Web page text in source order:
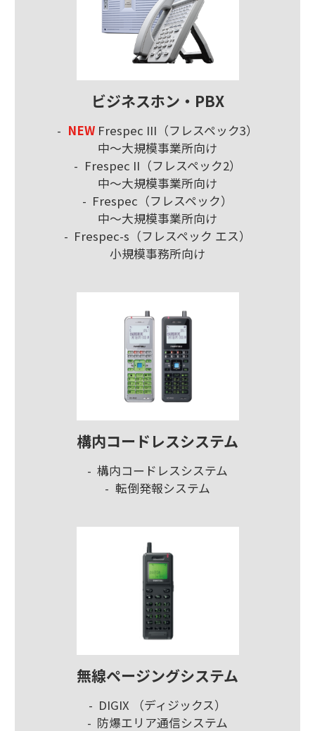
ビジネスホン・PBX
NEW Frespec III（フレスペック3）
中～大規模事業所向け
Frespec II（フレスペック2）
中～大規模事業所向け
Frespec（フレスペック）
中～大規模事業所向け
Frespec-s（フレスペック エス）
小規模事務所向け
構内コードレスシステム
構内コードレスシステム
転倒発報システム
無線ページングシステム
DIGIX （ディジックス）
防爆エリア通信システム